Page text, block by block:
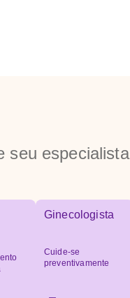
seu especialista
Ginecologista
Cuide-se
preventivamente